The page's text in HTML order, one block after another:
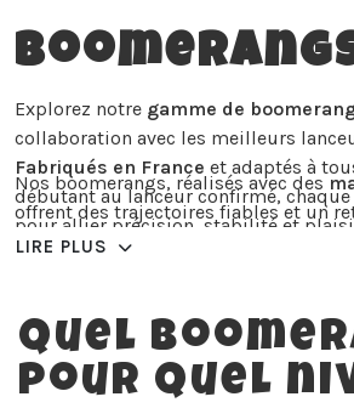
Explorez notre gamme de
collaboration avec les meilleurs
Fabriqués en France et adaptés à
débutant au lanceur confirmé,
pour allier précision, stabilité et
pour l’initiation, ils vous permettront
rapides et des retours précis.
Nos boomerangs, réalisés avec des
offrent des trajectoires fiables et un
pleinement l’expérience unique de ce
LIRE PLUS
Quel
pour quel